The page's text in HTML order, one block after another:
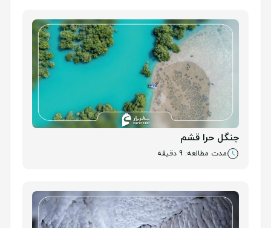
جنگل حرا قشم
مدت مطالعه: 9 دقیقه